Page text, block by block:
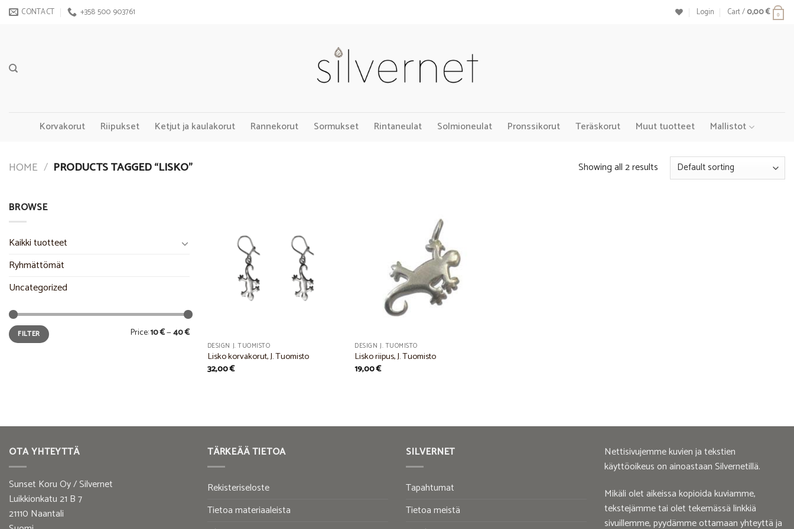
Skip CONTACT +358 500 903761 Login Cart /0,00€ 0
Korvakorut Riipukset Ketjut ja kaulakorut Rannekorut Sormukset Rintaneulat Solmioneulat Pronssikorut Teräskorut Muut tuotteet Mallistot
HOME / PRODUCTS TAGGED “LISKO” Showing all 2 results
BROWSE
Kaikki tuotteet
Ryhmättömät
Uncategorized
Min
price
Max
priceFILTER Price:10 €—40 €
Add to
DESIGN J. TUOMISTO
Lisko korvakorut, J. Tuomisto
32,00€
Add to
Wishlist
DESIGN J. TUOMISTO
Lisko riipus, J. Tuomisto
19,00€
OTA YHTEYTTÄ
Sunset Koru Oy / Silvernet
Luikkionkatu 21 B 7
21110 Naantali
TÄRKEÄÄ TIETOA
Rekisteriseloste
Tietoa materiaaleista
SILVERNET
Tapahtumat
Tietoa meistä
Nettisivujemme kuvien ja tekstien
käyttöoikeus on ainoastaan Silvernetillä.
Mikäli olet aikeissa kopioida kuviamme,
tekstejämme tai olet tekemässä linkkiä
sivuillemme, pyydämme ottamaan yhteyttä ja